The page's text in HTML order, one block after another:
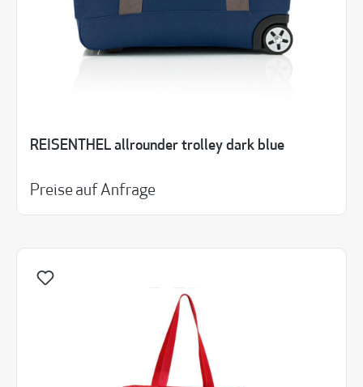
REISENTHEL allrounder trolley dark blue
Preise auf Anfrage